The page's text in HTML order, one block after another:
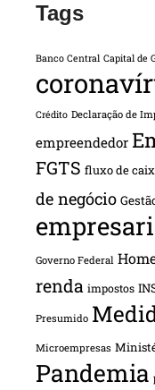
Tags
Banco Central Capital de
Crédito Declaração de
empreendedor
FGTS fluxo de
de negócio
Governo Federal
renda impostos
Presumido
Microempresas
Pandemia